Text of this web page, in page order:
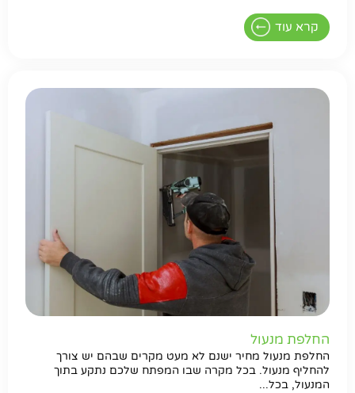
קרא עוד
החלפת מנעול
החלפת מנעול מחיר ישנם לא מעט מקרים שבהם יש צורך
להחליף מנעול. בכל מקרה שבו המפתח שלכם נתקע בתוך
המנעול, בכל...